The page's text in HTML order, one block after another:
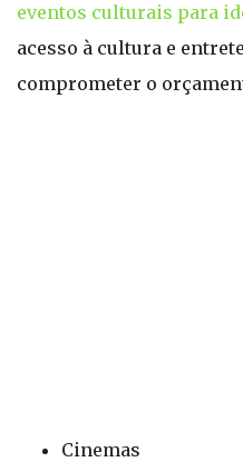
eventos culturais para
acesso à cultura e
comprometer o
Cinemas